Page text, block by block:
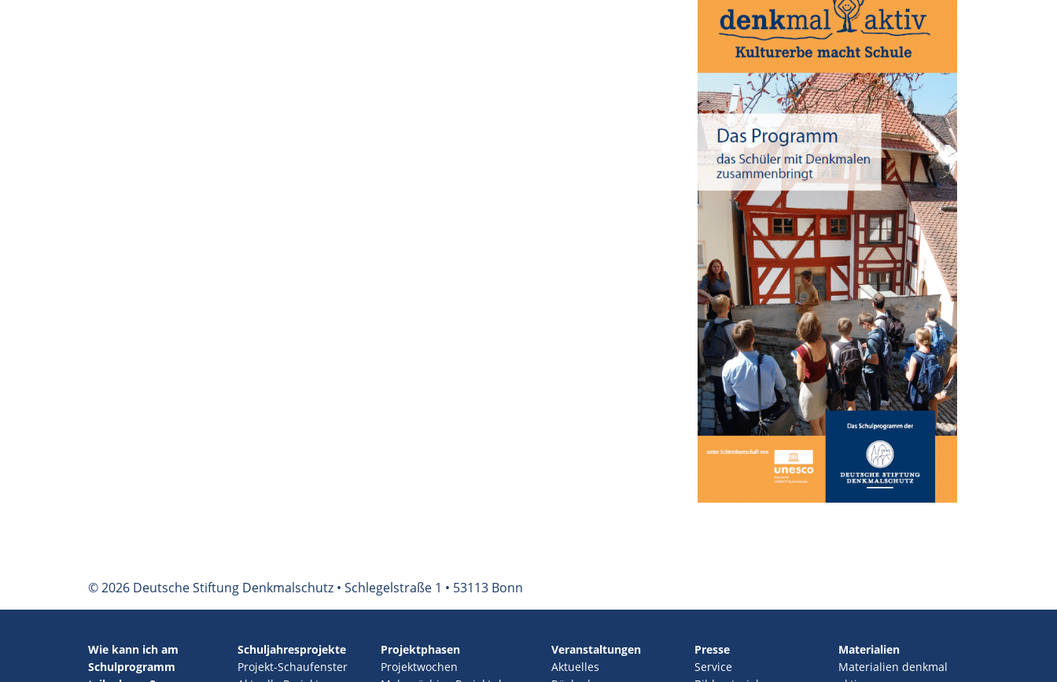
© 2026 Deutsche Stiftung Denkmalschutz • Schlegelstraße 1 • 53113 Bonn
Wie kann ich am
Schulprogramm
Schuljahresprojekte
Projekt-Schaufenster
Projektphasen
Projektwochen
Veranstaltungen
Aktuelles
Presse
Service
Materialien
Materialien denkmal